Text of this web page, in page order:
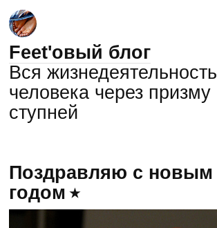
Feet'овый блог
Вся жизнедеятельность
человека через призму
ступней
Поздравляю с новым
годом